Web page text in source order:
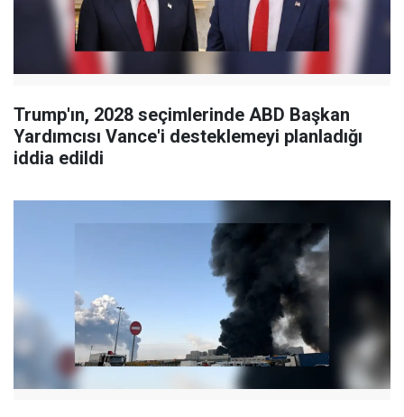
Trump'ın, 2028 seçimlerinde ABD Başkan
Yardımcısı Vance'i desteklemeyi planladığı
iddia edildi